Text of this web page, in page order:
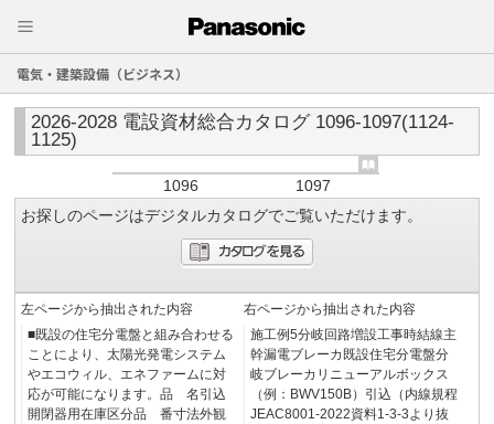
電気・建築設備（ビジネス）
2026-2028 電設資材総合カタログ 1096-1097(1124-
1125)
1096
1097
お探しのページはデジタルカタログでご覧いただけます。
左ページから抽出された内容
■既設の住宅分電盤と組み合わせる
ことにより、太陽光発電システム
やエコウィル、エネファームに対
応が可能になります。品 名引込
開閉器用在庫区分品 番寸法外観
右ページから抽出された内容
施工例5分岐回路増設工事時結線主
幹漏電ブレーカ既設住宅分電盤分
岐ブレーカリニューアルボックス
（例：BWV150B）引込（内線規程
JEAC8001-2022資料1-3-3より抜